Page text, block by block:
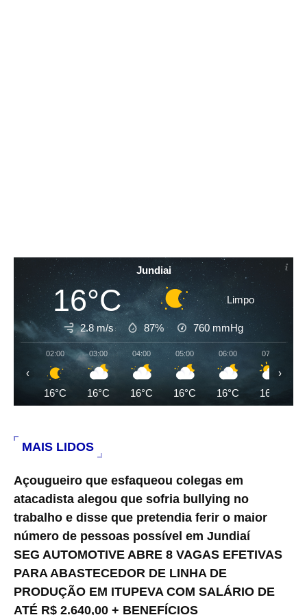
Jundiai
16°C Limpo
2.8 m/s 87% 760 mmHg
02:00
16°C
03:00
16°C
04:00
16°C
05:00
16°C
06:00
16°C
07:00
16°C
‹ ›
MAIS LIDOS
Açougueiro que esfaqueou colegas em
atacadista alegou que sofria bullying no
trabalho e disse que pretendia ferir o maior
número de pessoas possível em Jundiaí
SEG AUTOMOTIVE ABRE 8 VAGAS EFETIVAS
PARA ABASTECEDOR DE LINHA DE
PRODUÇÃO EM ITUPEVA COM SALÁRIO DE
ATÉ R$ 2.640,00 + BENEFÍCIOS